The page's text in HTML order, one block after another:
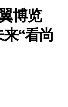
博览
“看尚